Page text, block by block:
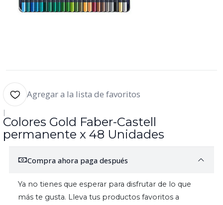
Agregar a la lista de favoritos
|
Colores Gold Faber-Castell
permanente x 48 Unidades
Compra ahora paga después
Ya no tienes que esperar para disfrutar de lo que
más te gusta. Lleva tus productos favoritos a